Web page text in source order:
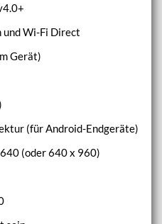
Wi-Fi Direct
Gerät)
(für Android-Endgeräte)
(oder 640 x 960)